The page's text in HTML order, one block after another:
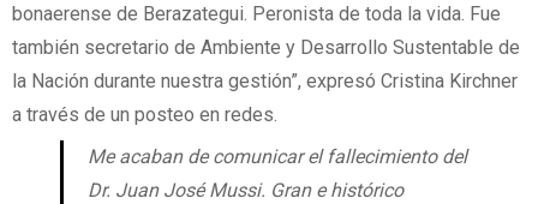
bonaerense de Berazategui. Peronista de toda la vida. Fue
también secretario de Ambiente y Desarrollo Sustentable de
la Nación durante nuestra gestión”, expresó Cristina Kirchner
a través de un posteo en redes.
Me acaban de comunicar el fallecimiento del
Dr. Juan José Mussi. Gran e histórico